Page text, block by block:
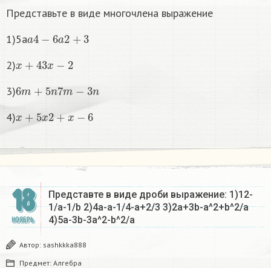
Представьте в виде многочлена выражение
1)5a
4 a2 +3
2) 3
3)6 n 7 n
4) 2
18
НОЯБРЬ
Представте в виде дроби выражение: 1)12-
1/a-1/b 2)4a-a-1/4-a+2/3 3)2a+3b-a^2+b^2/a
4)5а-3b-3a^2-b^2/a
Автор: sashkkka888
Предмет: Алгебра